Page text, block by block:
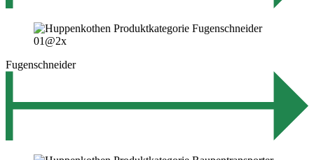
Fugenschneider